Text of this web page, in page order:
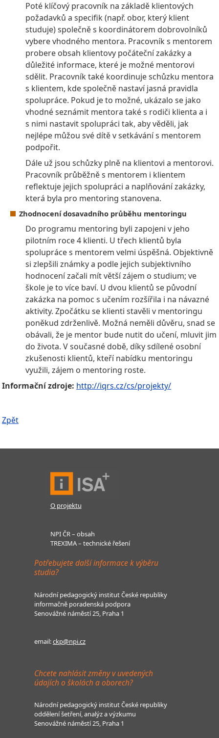
Poté klíčový pracovník na základě klientových
požadavků a specifik (např. obor, který klient
studuje) společně s koordinátorem dobrovolníků
vybere vhodného mentora. Pracovník s mentorem
probere obsah klientovy počáteční zakázky a
důležité informace, které je možné mentorovi
sdělit. Pracovník také koordinuje schůzku mentora
s klientem, kde společně nastaví jasná pravidla
spolupráce. Pokud je to možné, ukázalo se jako
vhodné seznámit mentora také s rodiči klienta a i
s nimi nastavit spolupráci tak, aby věděli, jak
nejlépe můžou své dítě v setkávání s mentorem
podpořit.
Dále už jsou schůzky plně na klientovi a mentorovi.
Pracovník průběžně s mentorem i klientem
reflektuje jejich spolupráci a naplňování zakázky,
která byla pro mentoring stanovena.
Zhodnocení dosavadního průběhu mentoringu
Do programu mentoring byli zapojeni v jeho
pilotním roce 4 klienti. U třech klientů byla
spolupráce s mentorem velmi úspěšná. Objektivně
si zlepšili známky a podle jejich subjektivního
hodnocení začali mít větší zájem o studium; ve
škole je to více baví. U dvou klientů se původní
zakázka na pomoc s učením rozšířila i na návazné
aktivity. Zpočátku se klienti stavěli v mentoringu
poněkud zdrženlivě. Možná neměli důvěru, snad se
obávali, že je mentor bude nutit do učení, mluvit jim
do života. V současné době, díky sdílené osobní
zkušenosti klientů, kteří nabídku mentoringu
využili, zájem o mentoring roste.
Informační zdroje: http://iqrs.cz/cs/projekty/
Zpět
O projektu
NPI ČR – obsah
TREXIMA – technické řešení
Potřebujete další informace k výběru
studia?
Národní pedagogický institut České republiky
informačně poradenská podpora
Senovážné náměstí 25, Praha 1
email:ckp@npi.cz
Chcete nahlásit změny v uvedených
údajích o školách a oborech?
Národní pedagogický institut České republiky
oddělení šetření, analýz a výzkumu
Senovážné náměstí 25, Praha 1